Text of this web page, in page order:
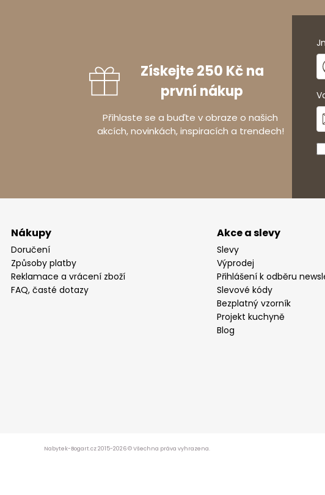
Získejte 250 Kč na
první nákup
Přihlaste se a buďte v obraze o našich
akcích, novinkách, inspiracích a trendech!
Nákupy
Doručení
Způsoby platby
Reklamace a vrácení zboží
FAQ, časté dotazy
Akce a slevy
Slevy
Výprodej
Přihlášení k odběru
Slevové kódy
Bezplatný vzorník
Projekt kuchyně
Blog
Nabytek-Bogart.cz 2015-2026 © Všechna práva vyhrazena.